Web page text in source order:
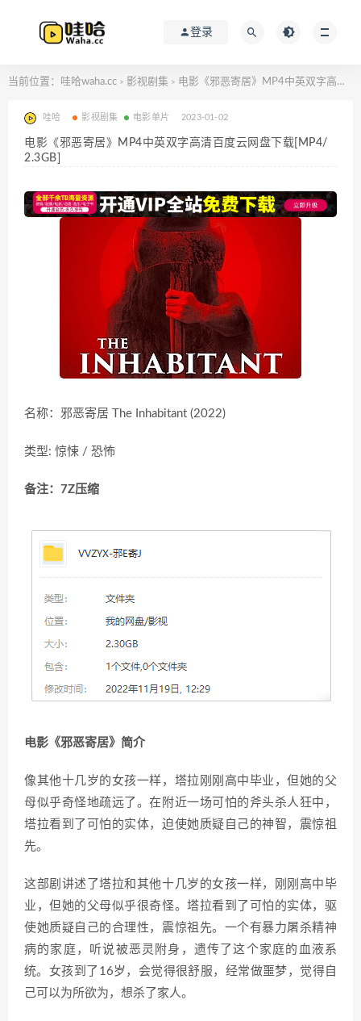
登录
当前位置： 哇哈waha.cc > 影视剧集 > 电影《邪恶寄居》MP4中英双字高清百度云网盘下载[MP4/2.3GB]
哇哈 影视剧集 电影单片 2023-01-02
电影《邪恶寄居》MP4中英双字高清百度云网盘下载[MP4/
2.3GB]
名称：邪恶寄居 The Inhabitant (2022)
类型: 惊悚 / 恐怖
备注：7Z压缩
电影《邪恶寄居》简介
像其他十几岁的女孩一样，塔拉刚刚高中毕业，但她的父
母似乎奇怪地疏远了。在附近一场可怕的斧头杀人狂中，
塔拉看到了可怕的实体，迫使她质疑自己的神智，震惊祖
先。
这部剧讲述了塔拉和其他十几岁的女孩一样，刚刚高中毕
业，但她的父母似乎很奇怪。塔拉看到了可怕的实体，驱
使她质疑自己的合理性，震惊祖先。一个有暴力屠杀精神
病的家庭，听说被恶灵附身，遗传了这个家庭的血液系
统。女孩到了16岁，会觉得很舒服，经常做噩梦，觉得自
己可以为所欲为，想杀了家人。